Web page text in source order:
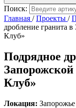
Поиск:
Главная /Проекты /
дробление гранита
Клуб»
Подрядное
Клуб»
Локация: Запорожье